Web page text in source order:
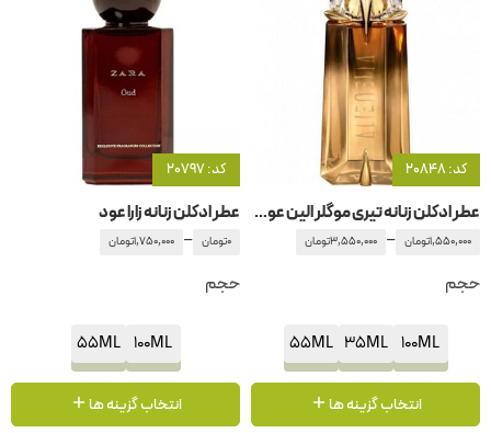
کد: 20848
عطر ادکلن زنانه تیری موگلر الین عود ماجستیو
1,550,000تومان –
3,550,000تومان
حجم
100ML
35ML
55ML
انتخاب گزینه ها
کد: 20797
عطر ادکلن زنانه زارا عود
0تومان –
1,750,000تومان
حجم
100ML
55ML
انتخاب گزینه ها